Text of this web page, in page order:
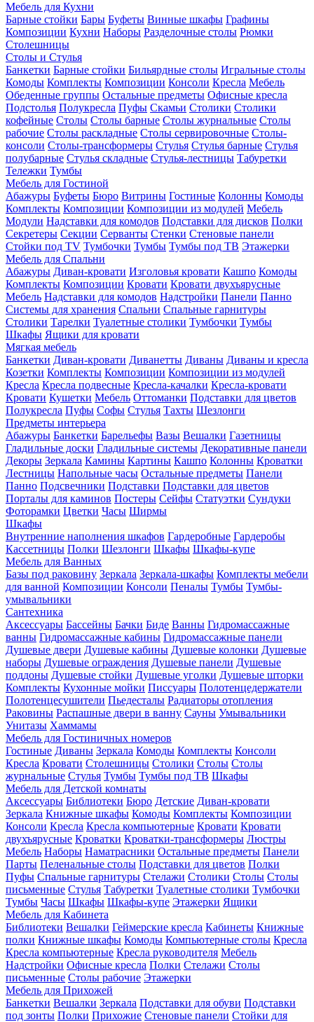
Мебель для Кухни
Барные стойки Бары Буфеты Винные шкафы Графины
Композиции Кухни Наборы Разделочные столы Рюмки
Столешницы
Столы и Стулья
Банкетки Барные стойки Бильярдные столы Игральные столы
Комоды Комплекты Композиции Консоли Кресла Мебель
Обеденные группы Остальные предметы Офисные кресла
Подстолья Полукресла Пуфы Скамьи Столики Столики
кофейные Столы Столы барные Столы журнальные Столы
рабочие Столы раскладные Столы сервировочные Столы-
консоли Столы-трансформеры Стулья Стулья барные Стулья
полубарные Стулья складные Стулья-лестницы Табуретки
Тележки Тумбы
Мебель для Гостиной
Абажуры Буфеты Бюро Витрины Гостиные Колонны Комоды
Комплекты Композиции Композиции из модулей Мебель
Модули Надставки для комодов Подставки для дисков Полки
Секретеры Секции Серванты Стенки Стеновые панели
Стойки под TV Тумбочки Тумбы Тумбы под ТВ Этажерки
Мебель для Спальни
Абажуры Диван-кровати Изголовья кровати Кашпо Комоды
Комплекты Композиции Кровати Кровати двухъярусные
Мебель Надставки для комодов Надстройки Панели Панно
Системы для хранения Спальни Спальные гарнитуры
Столики Тарелки Туалетные столики Тумбочки Тумбы
Шкафы Ящики для кровати
Мягкая мебель
Банкетки Диван-кровати Диванетты Диваны Диваны и кресла
Козетки Комплекты Композиции Композиции из модулей
Кресла Кресла подвесные Кресла-качалки Кресла-кровати
Кровати Кушетки Мебель Оттоманки Подставки для цветов
Полукресла Пуфы Софы Стулья Тахты Шезлонги
Предметы интерьера
Абажуры Банкетки Барельефы Вазы Вешалки Газетницы
Гладильные доски Гладильные системы Декоративные панели
Декоры Зеркала Камины Картины Кашпо Колонны Кроватки
Лестницы Напольные часы Остальные предметы Панели
Панно Подсвечники Подставки Подставки для цветов
Порталы для каминов Постеры Сейфы Статуэтки Сундуки
Фоторамки Цветки Часы Ширмы
Шкафы
Внутренние наполнения шкафов Гардеробные Гардеробы
Кассетницы Полки Шезлонги Шкафы Шкафы-купе
Мебель для Ванных
Базы под раковину Зеркала Зеркала-шкафы Комплекты мебели
для ванной Композиции Консоли Пеналы Тумбы Тумбы-
умывальники
Сантехника
Аксессуары Бассейны Бачки Биде Ванны Гидромассажные
ванны Гидромассажные кабины Гидромассажные панели
Душевые двери Душевые кабины Душевые колонки Душевые
наборы Душевые ограждения Душевые панели Душевые
поддоны Душевые стойки Душевые уголки Душевые шторки
Комплекты Кухонные мойки Писсуары Полотенцедержатели
Полотенцесушители Пьедесталы Радиаторы отопления
Раковины Распашные двери в ванну Сауны Умывальники
Унитазы Хаммамы
Мебель для Гостиничных номеров
Гостиные Диваны Зеркала Комоды Комплекты Консоли
Кресла Кровати Столешницы Столики Столы Столы
журнальные Стулья Тумбы Тумбы под ТВ Шкафы
Мебель для Детской комнаты
Аксессуары Библиотеки Бюро Детские Диван-кровати
Зеркала Книжные шкафы Комоды Комплекты Композиции
Консоли Кресла Кресла компьютерные Кровати Кровати
двухъярусные Кроватки Кроватки-трансформеры Люстры
Мебель Наборы Наматрасники Остальные предметы Панели
Парты Пеленальные столы Подставки для цветов Полки
Пуфы Спальные гарнитуры Стелажи Столики Столы Столы
письменные Стулья Табуретки Туалетные столики Тумбочки
Тумбы Часы Шкафы Шкафы-купе Этажерки Ящики
Мебель для Кабинета
Библиотеки Вешалки Геймерские кресла Кабинеты Книжные
полки Книжные шкафы Комоды Компьютерные столы Кресла
Кресла компьютерные Кресла руководителя Мебель
Надстройки Офисные кресла Полки Стелажи Столы
письменные Столы рабочие Этажерки
Мебель для Прихожей
Банкетки Вешалки Зеркала Подставки для обуви Подставки
под зонты Полки Прихожие Стеновые панели Стойки для